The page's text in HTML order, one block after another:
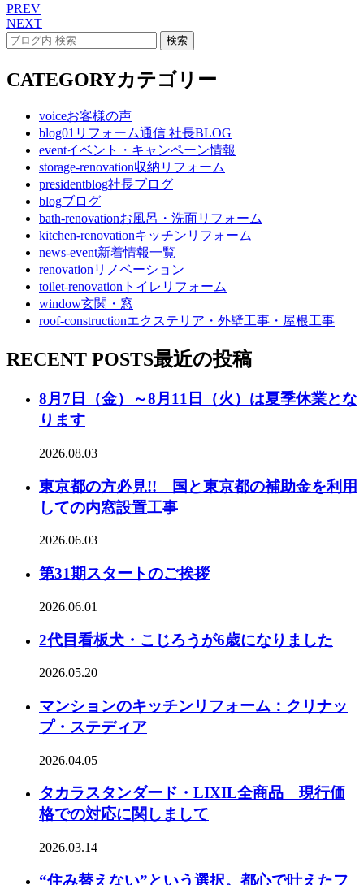
PREV
NEXT
CATEGORYカテゴリー
voiceお客様の声
blog01 リフォーム通信 社長BLOG
eventイベント・キャンペーン情報
storage-renovation収納リフォーム
presidentblog社長ブログ
blogブログ
bath-renovationお風呂・洗面リフォーム
kitchen-renovationキッチンリフォーム
news-event新着情報一覧
renovationリノベーション
toilet-renovation トイレリフォーム
window玄関・窓
roof-constructionエクステリア・外壁工事・屋根工事
RECENT POSTS最近の投稿
8月7日（金）～8月11日（火）は夏季休業とな
ります
2026.08.03
東京都の方必見!! 国と東京都の補助金を利用
しての内窓設置工事
2026.06.03
第31期スタートのご挨拶
2026.06.01
2代目看板犬・こじろうが6歳になりました
2026.05.20
マンションのキッチンリフォーム：クリナッ
プ・ステディア
2026.04.05
タカラスタンダード・LIXIL全商品 現行価
格での対応に関しまして
2026.03.14
“住み替えない”という選択。都心で叶えたフ